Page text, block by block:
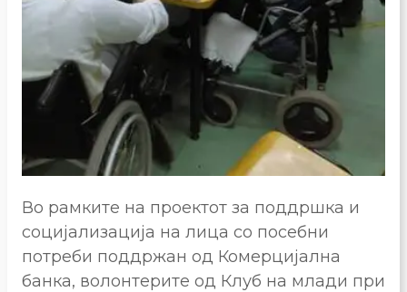
Во рамките на проектот за поддршка и
социјализација на лица со посебни
потреби поддржан од Комерцијална
банка, волонтерите од Клуб на млади при